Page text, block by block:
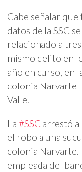
Cabe señalar que
datos de la SSC
relacionado a
mismo delito en
año en curso, en
colonia Narvarte
Valle.
La #SSC arrestó
el robo a una
colonia Narvarte.
empleada del